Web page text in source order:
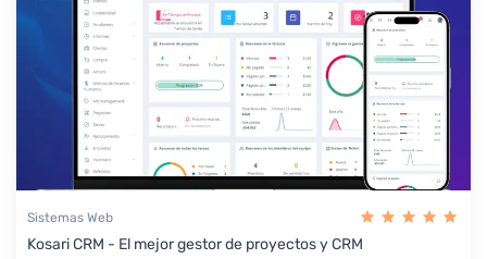
Sistemas Web
Kosari CRM - El mejor gestor de proyectos y CRM